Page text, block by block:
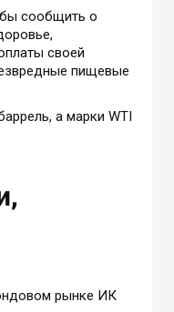
сообщить о
своей
пищевые
а марки WTI
рынке ИК